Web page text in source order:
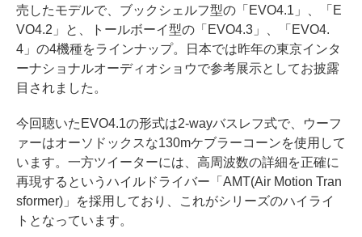
売したモデルで、ブックシェルフ型の「EVO4.1」、「E
VO4.2」と、トールボーイ型の「EVO4.3」、「EVO4.
4」の4機種をラインナップ。日本では昨年の東京インタ
ーナショナルオーディオショウで参考展示としてお披露
目されました。
今回聴いたEVO4.1の形式は2-wayバスレフ式で、ウーフ
ァーはオーソドックスな130mケブラーコーンを使用して
います。一方ツイーターには、高周波数の詳細を正確に
再現するというハイルドライバー「AMT(Air Motion Tran
sformer)」を採用しており、これがシリーズのハイライ
トとなっています。